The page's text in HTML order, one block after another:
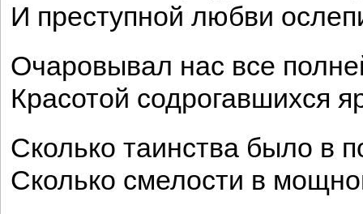
И преступной любви
Очаровывал нас все
Красотой содрогавшихся
Сколько таинства было в
Сколько смелости в